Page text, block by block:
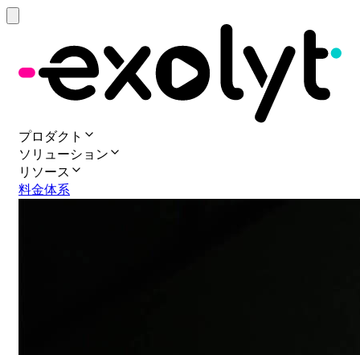
プロダクト
ソリューション
リソース
料金体系